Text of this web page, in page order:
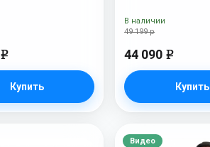
e
Купить
49 199 р
44 090 e
Купить
В наличии
Видео